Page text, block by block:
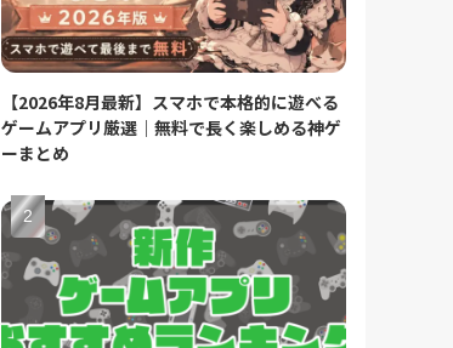
【2026年8月最新】スマホで本格的に遊べる
ゲームアプリ厳選｜無料で長く楽しめる神ゲ
ーまとめ